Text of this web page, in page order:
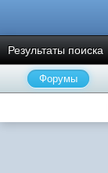
Результаты поиска
Форумы